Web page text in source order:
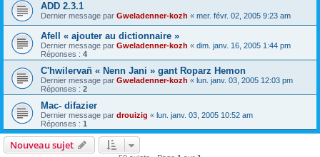
ADD 2.3.1
Dernier message par Gweladenner-kozh « mer. févr. 02, 2005 9:23 am
Afell « ajouter au dictionnaire »
Dernier message par Gweladenner-kozh « dim. janv. 16, 2005 1:44 pm
Réponses : 4
C'hwilervañ « Nenn Jani » gant Roparz Hemon
Dernier message par Gweladenner-kozh « lun. janv. 03, 2005 12:03 pm
Réponses : 2
Mac- difazier
Dernier message par drouizig « lun. janv. 03, 2005 10:52 am
Réponses : 1
Nouveau sujet